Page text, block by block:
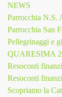
NEWS
Parrocchia N.S.
Parrocchia San
Pellegrinaggi e
QUARESIMA
Resoconti
Resoconti
Scopriamo la